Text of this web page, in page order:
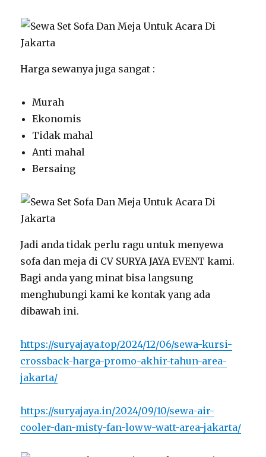
Harga sewanya juga sangat :
Murah
Ekonomis
Tidak mahal
Anti mahal
Bersaing
Jadi anda tidak perlu ragu untuk menyewa
sofa dan meja di CV SURYA JAYA EVENT kami.
Bagi anda yang minat bisa langsung
menghubungi kami ke kontak yang ada
dibawah ini.
https://suryajaya.top/2024/12/06/sewa-kursi-
crossback-harga-promo-akhir-tahun-area-
jakarta/
https://suryajaya.in/2024/09/10/sewa-air-
cooler-dan-misty-fan-loww-watt-area-jakarta/